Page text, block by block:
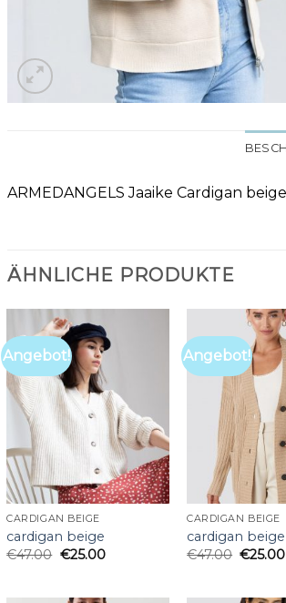
ARMEDANGELS Jaaike Cardigan
ÄHNLICHE PRODUKTE
Angebot!
CARDIGAN BEIGE
cardigan beige
€47.00 €25.00
Angebot!
CARDIGAN BEIGE
cardigan beige
€47.00 €25.00